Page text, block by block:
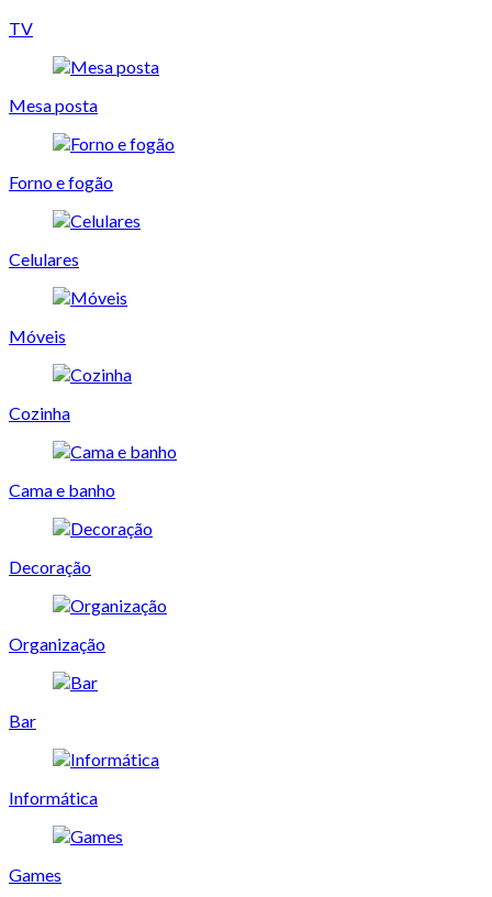
TV
Mesa posta
Forno e fogão
Celulares
Móveis
Cozinha
Cama e banho
Decoração
Organização
Bar
Informática
Games